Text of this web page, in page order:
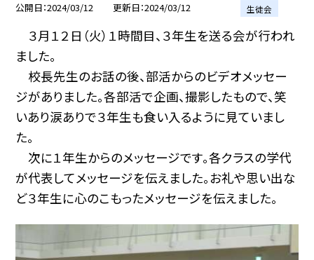
公開日 2024/03/12 更新日 2024/03/12 生徒会
３月１２日（火）１時間目、３年生を送る会が行われ
ました。
校長先生のお話の後、部活からのビデオメッセー
ジがありました。各部活で企画、撮影したもので、笑
いあり涙ありで３年生も食い入るように見ていまし
た。
次に１年生からのメッセージです。各クラスの学代
が代表してメッセージを伝えました。お礼や思い出な
ど３年生に心のこもったメッセージを伝えました。